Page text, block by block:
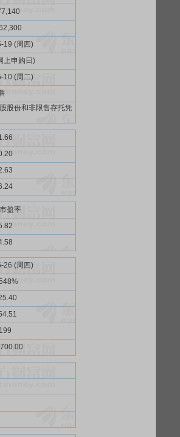
19 (周四)
上申购日)
10 (周二)
股份和非限售存托凭
盈率
26 (周四)